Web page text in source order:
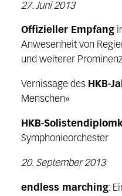
27. Juni 2013
Offizieller Empfang
Anwesenheit von
und weiterer
Vernissage des HKB-
Menschen»
HKB-
Symphonieorchester
20. September 2013
endless marching: